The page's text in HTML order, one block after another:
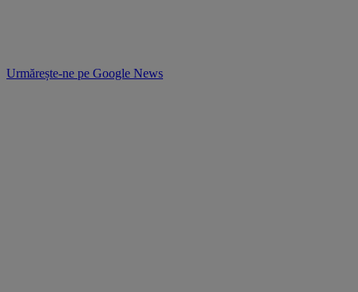
Urmărește-ne pe Google News